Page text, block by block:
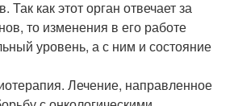
Так как этот орган отвечает за
то изменения в его работе
уровень, а с ним и состояние
Лечение, направленное